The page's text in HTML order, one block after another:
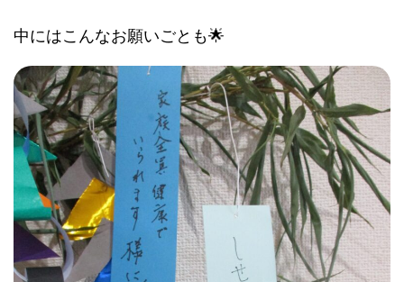
中にはこんなお願いごとも🌟